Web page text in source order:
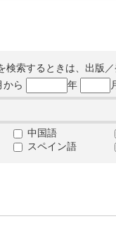
検索するときは、出版／
から 年
中国語
スペイン語